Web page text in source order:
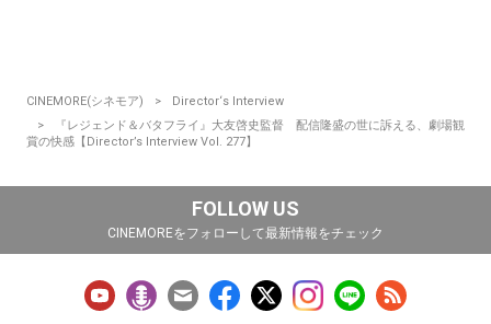
CINEMORE(シネモア)
Director‘s Interview
『レジェンド＆バタフライ』大友啓史監督 配信隆盛の世に訴える、劇場観
賞の快感【Director’s Interview Vol. 277】
FOLLOW US
CINEMOREをフォローして最新情報をチェック